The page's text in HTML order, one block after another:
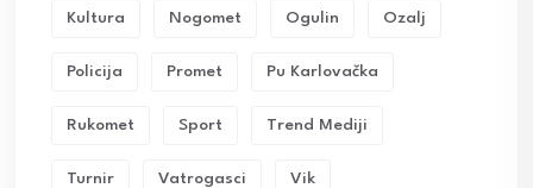
Kultura Nogomet Ogulin Ozalj
Policija Promet Pu Karlovačka
Rukomet Sport Trend Mediji
Turnir Vatrogasci Vik